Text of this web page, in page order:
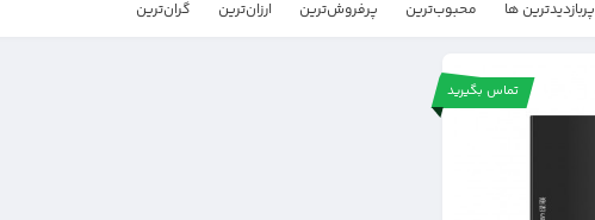
پربازدیدترین ها محبوب‌‌ترین پرفروش‌ترین ارزان‌ترین گران‌ترین
تماس بگیرید